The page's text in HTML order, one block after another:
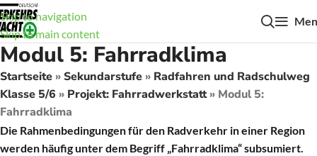
Skip to navigation
Skip to main content
Modul 5: Fahrradklima
Startseite»Sekundarstufe» Radfahren und Radschulweg
Klasse 5/6 » Projekt: Fahrradwerkstatt» Modul 5:
Fahrradklima
Die Rahmenbedingungen für den Radverkehr in einer Region
werden häufig unter dem Begriff „Fahrradklima“ subsumiert.